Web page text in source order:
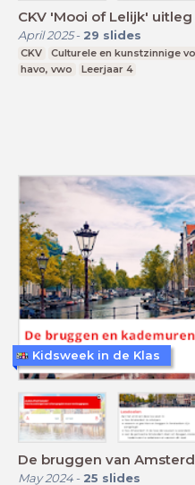
CKV 'Mooi of Lelijk'
April 2025- 29 slides
CKV Culturele en kunstzinnige
havo, vwo
Leerjaar 4
De bruggen van
May 2024- 25 slides
Kidsweek in de Klas